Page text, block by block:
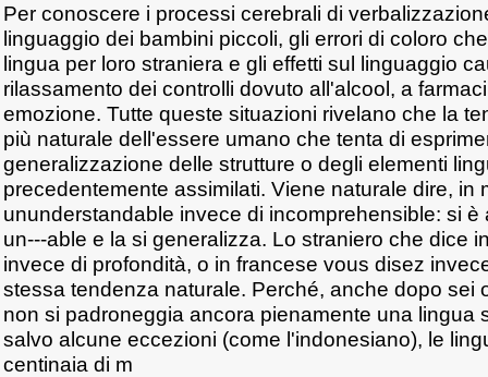
Per conoscere i processi cerebrali di
linguaggio dei bambini piccoli, gli errori di coloro
lingua per loro straniera e gli effetti sul linguaggio
rilassamento dei controlli dovuto all'alcool, a
emozione. Tutte queste situazioni rivelano che la
più naturale dell'essere umano che tenta di
generalizzazione delle strutture o degli elementi
precedentemente assimilati. Viene naturale dire, in
ununderstandable invece di incomprehensible: si è
un---able e la si generalizza. Lo straniero che dice
invece di profondità, o in francese vous disez
stessa tendenza naturale. Perché, anche dopo sei
non si padroneggia ancora pienamente una lingua
salvo alcune eccezioni (come l'indonesiano), le
centinaia di m